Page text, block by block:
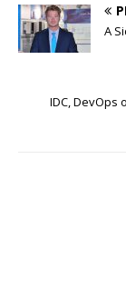
A
IDC,